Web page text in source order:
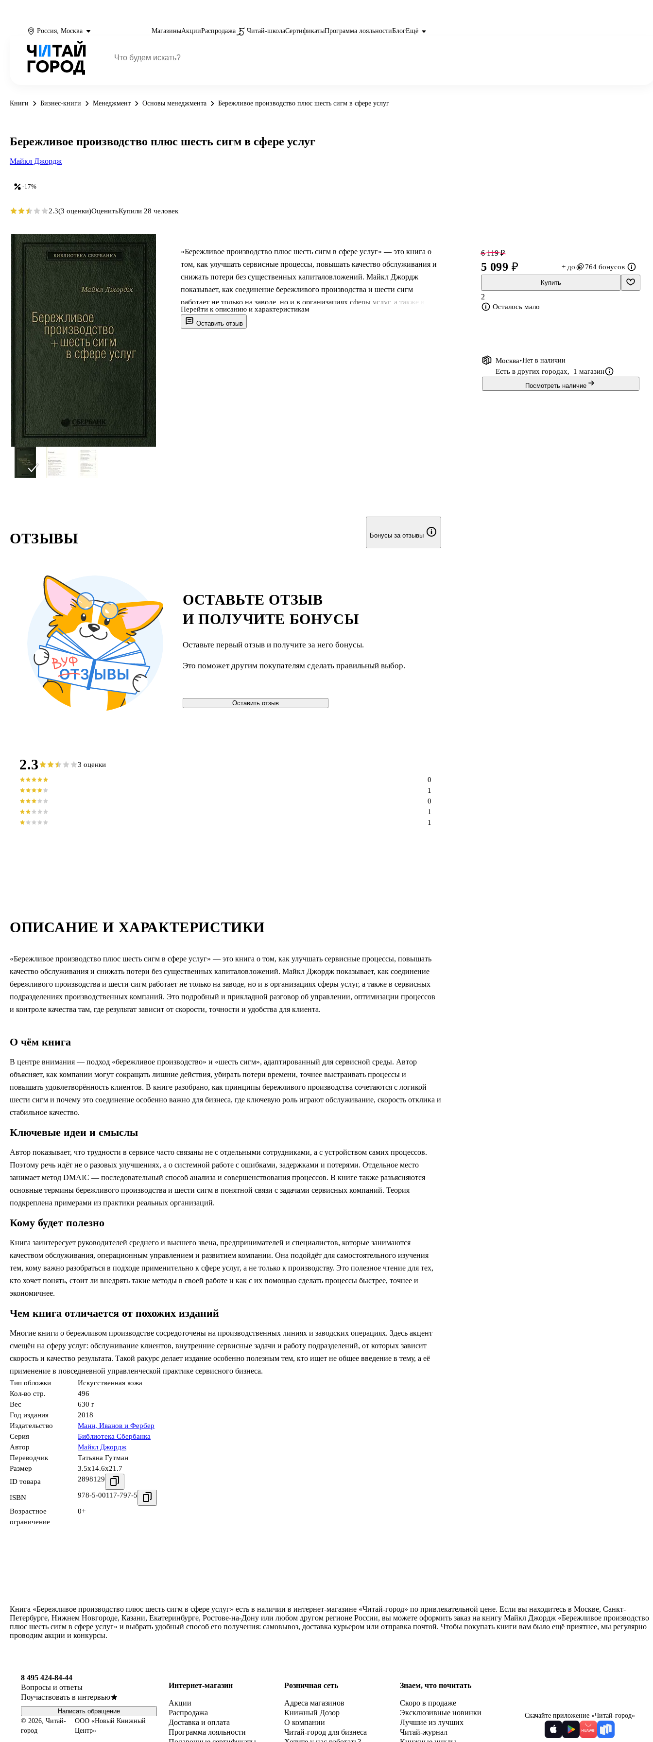
Россия, Москва МагазиныАкцииРаспродажа Читай-школаСертификатыПрограмма лояльностиБлогЕщё
Книги Бизнес-книги Менеджмент Основы менеджмента Бережливое производство плюс шесть сигм в сфере услуг
Оставить отзыв
«Бережливое производство плюс шесть сигм в сфере услуг» — это книга о
том, как улучшать сервисные процессы, повышать качество обслуживания и
снижать потери без существенных капиталовложений. Майкл Джордж
показывает, как соединение бережливого производства и шести сигм
работает не только на заводе, но и в организациях сферы услуг, а также в
сервисных подразделениях производственных компаний. Это подробный и
прикладной разговор об управлении, оптимизации процессов и контроле
Перейти к описанию и характеристикам
-17%
Бережливое производство плюс шесть сигм в сфере услуг
Майкл Джордж
2.3(3 оценки)ОценитьКупили 28 человек
6 119 ₽
5 099 ₽ + до 764 бонусов
Купить
2
Осталось мало
Москва Нет в наличии
Есть в других городах, 1 магазин
Посмотреть наличие
ОПИСАНИЕ И ХАРАКТЕРИСТИКИ
«Бережливое производство плюс шесть сигм в сфере услуг» — это книга о том, как улучшать сервисные процессы, повышать
качество обслуживания и снижать потери без существенных капиталовложений. Майкл Джордж показывает, как соединение
бережливого производства и шести сигм работает не только на заводе, но и в организациях сферы услуг, а также в сервисных
подразделениях производственных компаний. Это подробный и прикладной разговор об управлении, оптимизации процессов
и контроле качества там, где результат зависит от скорости, точности и удобства для клиента.
О чём книга
В центре внимания — подход «бережливое производство» и «шесть сигм», адаптированный для сервисной среды. Автор
объясняет, как компании могут сокращать лишние действия, убирать потери времени, точнее выстраивать процессы и
повышать удовлетворённость клиентов. В книге разобрано, как принципы бережливого производства сочетаются с логикой
шести сигм и почему это соединение особенно важно для бизнеса, где ключевую роль играют обслуживание, скорость отклика и
стабильное качество.
Ключевые идеи и смыслы
Автор показывает, что трудности в сервисе часто связаны не с отдельными сотрудниками, а с устройством самих процессов.
Поэтому речь идёт не о разовых улучшениях, а о системной работе с ошибками, задержками и потерями. Отдельное место
занимает метод DMAIC — последовательный способ анализа и совершенствования процессов. В книге также разъясняются
основные термины бережливого производства и шести сигм в понятной связи с задачами сервисных компаний. Теория
подкреплена примерами из практики реальных организаций.
Кому будет полезно
Книга заинтересует руководителей среднего и высшего звена, предпринимателей и специалистов, которые занимаются
качеством обслуживания, операционным управлением и развитием компании. Она подойдёт для самостоятельного изучения
тем, кому важно разобраться в подходе применительно к сфере услуг, а не только к производству. Это полезное чтение для тех,
кто хочет понять, стоит ли внедрять такие методы в своей работе и как с их помощью сделать процессы быстрее, точнее и
экономичнее.
Чем книга отличается от похожих изданий
Многие книги о бережливом производстве сосредоточены на производственных линиях и заводских операциях. Здесь акцент
смещён на сферу услуг: обслуживание клиентов, внутренние сервисные задачи и работу подразделений, от которых зависит
скорость и качество результата. Такой ракурс делает издание особенно полезным тем, кто ищет не общее введение в тему, а её
применение в повседневной управленческой практике сервисного бизнеса.
Тип обложки
Искусственная кожа
Кол-во стр.
496
Вес
630 г
Год издания
2018
Издательство
Манн, Иванов и Фербер
Серия
Библиотека Сбербанка
Автор
Майкл Джордж
Переводчик
Татьяна Гутман
Размер
3.5x14.6x21.7
ID товара
2898129
ISBN 978-5-00117-797-5
Возрастное
ограничение
0+
ОТЗЫВЫ Бонусы за отзывы
ОСТАВЬТЕ ОТЗЫВ
И ПОЛУЧИТЕ БОНУСЫ
Оставьте первый отзыв и получите за него бонусы.
Это поможет другим покупателям сделать правильный выбор.
Оставить отзыв
2.3 3 оценки
1
1
0
1
0
Книга «Бережливое производство плюс шесть сигм в сфере услуг» есть в наличии в интернет-магазине «Читай-город» по привлекательной цене. Если вы находитесь в Москве, Санкт-
Петербурге, Нижнем Новгороде, Казани, Екатеринбурге, Ростове-на-Дону или любом другом регионе России, вы можете оформить заказ на книгу Майкл Джордж «Бережливое производство
плюс шесть сигм в сфере услуг» и выбрать удобный способ его получения: самовывоз, доставка курьером или отправка почтой. Чтобы покупать книги вам было ещё приятнее, мы регулярно
проводим акции и конкурсы.
8 495 424-84-44
Вопросы и ответы
Поучаствовать в интервью
Написать обращение
© 2026, Читай-
город
ООО «Новый Книжный
Центр»
Интернет-магазин
Акции
Распродажа
Доставка и оплата
Программа лояльности
Розничная сеть
Адреса магазинов
Книжный Дозор
О компании
Читай-город для бизнеса
Знаем, что почитать
Скоро в продаже
Эксклюзивные новинки
Лучшие из лучших
Читай-журнал
Скачайте приложение «Читай-город»